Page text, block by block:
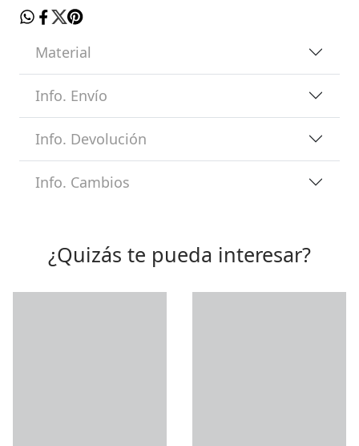
Material
Info. Envío
Info. Devolución
Info. Cambios
¿Quizás te pueda interesar?